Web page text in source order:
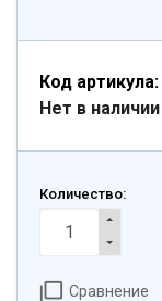
Код артикула:
Нет в наличии
Количество:
Сравнение